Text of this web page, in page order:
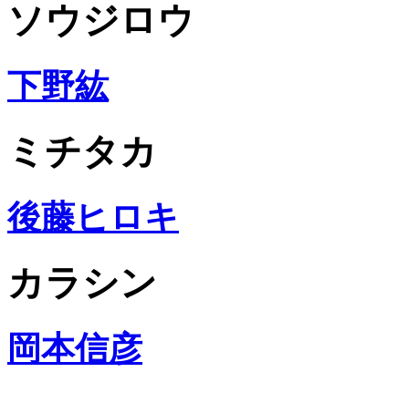
ソウジロウ
下野紘
ミチタカ
後藤ヒロキ
カラシン
岡本信彦